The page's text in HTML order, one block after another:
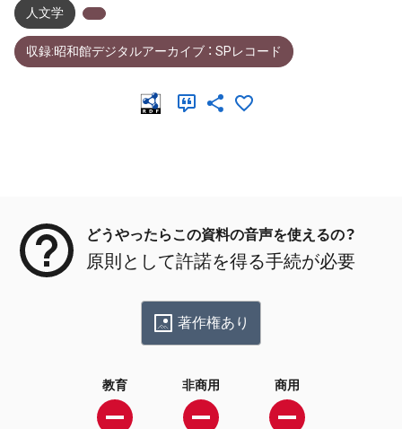
人文学
収録:昭和館デジタルアーカイブ ： SPレコード
どうやったらこの資料の音声を使えるの？
原則として許諾を得る手続が必要
著作権あり
教育 非商用 商用